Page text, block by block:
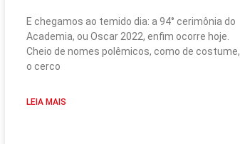
E chegamos ao temido dia: a 94° cerimônia do
Academia, ou Oscar 2022, enfim ocorre hoje.
Cheio de nomes polêmicos, como de costume,
o cerco
LEIA MAIS